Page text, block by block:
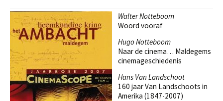
Walter Notteboom
Woord vooraf
Hugo Notteboom
Naar de cinema… Maldegems
cinemageschiedenis
Hans Van Landschoot
160 jaar Van Landschoots in
Amerika (1847-2007)